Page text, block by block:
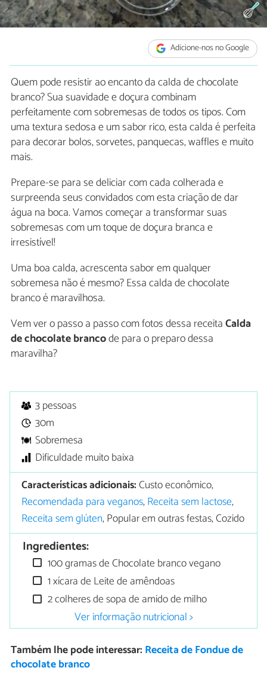
Adicione-nos no Google
Quem pode resistir ao encanto da calda de chocolate
branco? Sua suavidade e doçura combinam
perfeitamente com sobremesas de todos os tipos. Com
uma textura sedosa e um sabor rico, esta calda é perfeita
para decorar bolos, sorvetes, panquecas, waffles e muito
mais.
Prepare-se para se deliciar com cada colherada e
surpreenda seus convidados com esta criação de dar
água na boca. Vamos começar a transformar suas
sobremesas com um toque de doçura branca e
irresistível!
Uma boa calda, acrescenta sabor em qualquer
sobremesa não é mesmo? Essa calda de chocolate
branco é maravilhosa.
Vem ver o passo a passo com fotos dessa receitaCalda
de chocolate brancode para o preparo dessa
maravilha?
3 pessoas
30m
Sobremesa
Dificuldade muito baixa
Características adicionais:Custo econômico,
Recomendada para veganos,Receita sem lactose,
Receita sem glúten, Popular em outras festas, Cozido
Ingredientes:
100 gramas de Chocolate branco vegano
1 xícara de Leite de amêndoas
2 colheres de sopa de amido de milho
Ver informação nutricional >
Também lhe pode interessar: Receita de Fondue de
chocolate branco